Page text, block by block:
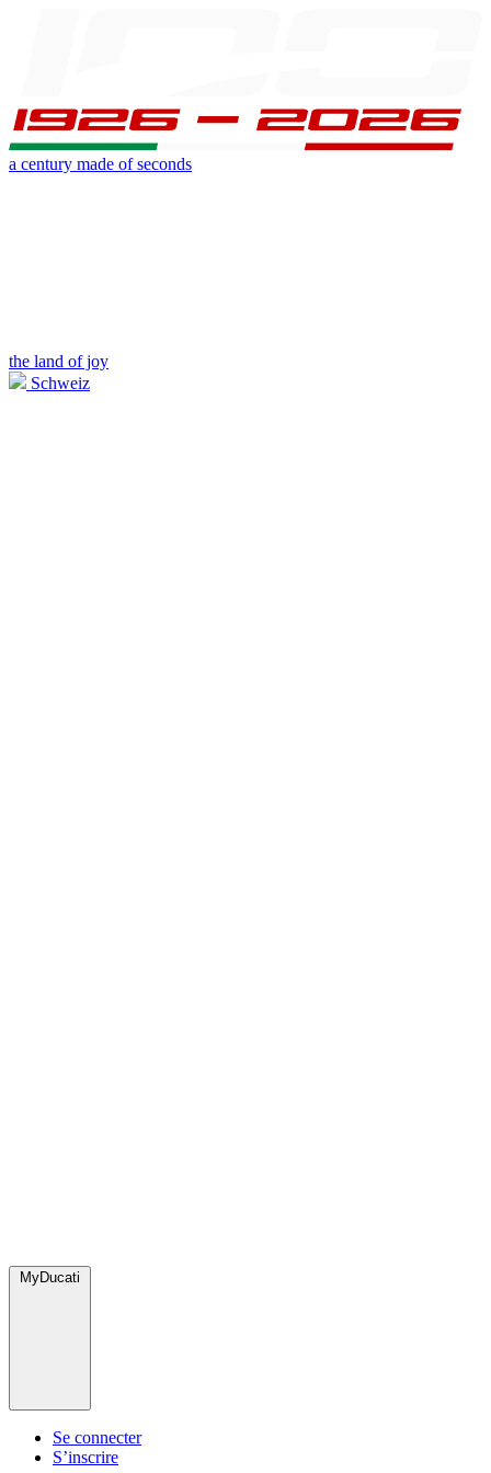
a century made of seconds
the land of joy
Schweiz
MyDucati
Se connecter
S’inscrire